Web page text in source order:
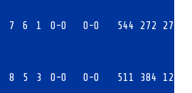
7 6 1 0-0 0-0 544 272 272
8 5 3 0-0 0-0 511 384 127